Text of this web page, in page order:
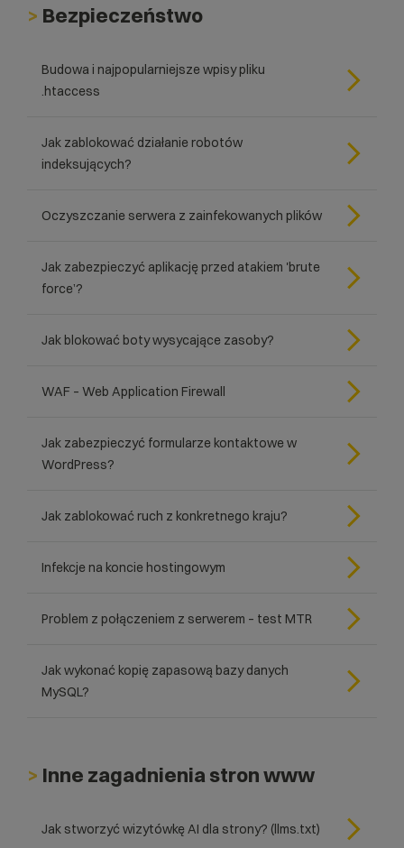
> Bezpieczeństwo
Budowa i najpopularniejsze wpisy pliku
.htaccess
Jak zablokować działanie robotów
indeksujących?
Oczyszczanie serwera z zainfekowanych plików
Jak zabezpieczyć aplikację przed atakiem 'brute
force’?
Jak blokować boty wysycające zasoby?
WAF – Web Application Firewall
Jak zabezpieczyć formularze kontaktowe w
WordPress?
Jak zablokować ruch z konkretnego kraju?
Infekcje na koncie hostingowym
Problem z połączeniem z serwerem – test MTR
Jak wykonać kopię zapasową bazy danych
MySQL?
> Inne zagadnienia stron www
Jak stworzyć wizytówkę AI dla strony? (llms.txt)